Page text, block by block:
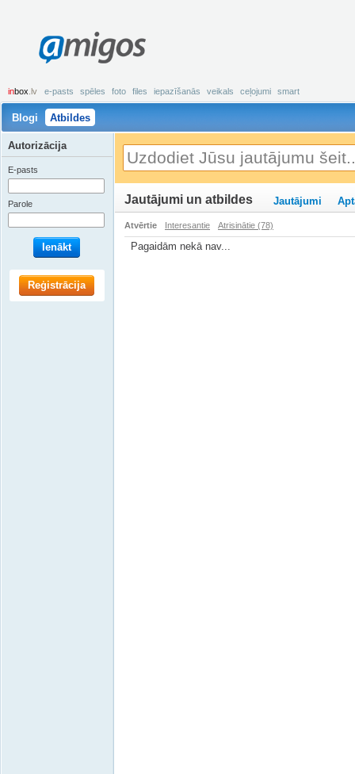
amigos
inbox .lv e-pasts spēles foto files iepazīšanās veikals ceļojumi smart
Blogi Atbildes
Jautājumi un atbildes Jautājumi
Atvērtie Interesantie Atrisinātie (78)
Pagaidām nekā nav...
Autorizācija
E-pasts
Parole
Ienākt
Reģistrācija